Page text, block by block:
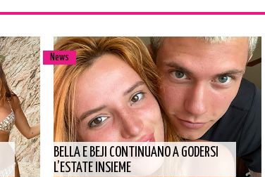
News
BELLA E BEJI CONTINUANO A GODERSI
L’ESTATE INSIEME